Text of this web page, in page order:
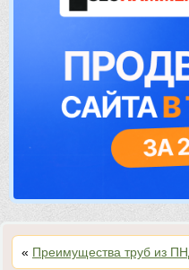
« Преимущества труб из